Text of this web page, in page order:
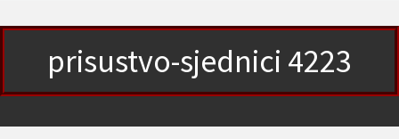
prisustvo-sjednici 4223